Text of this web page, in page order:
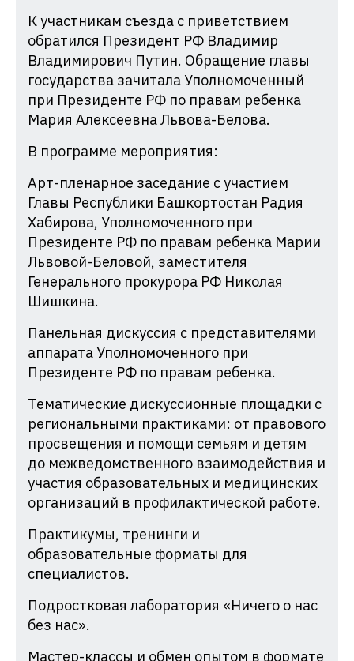
К участникам съезда с приветствием
обратился Президент РФ Владимир
Владимирович Путин. Обращение главы
государства зачитала Уполномоченный
при Президенте РФ по правам ребенка
Мария Алексеевна Львова-Белова.
В программе мероприятия:
Арт-пленарное заседание с участием
Главы Республики Башкортостан Радия
Хабирова, Уполномоченного при
Президенте РФ по правам ребенка Марии
Львовой-Беловой, заместителя
Генерального прокурора РФ Николая
Шишкина.
Панельная дискуссия с представителями
аппарата Уполномоченного при
Президенте РФ по правам ребенка.
Тематические дискуссионные площадки с
региональными практиками: от правового
просвещения и помощи семьям и детям
до межведомственного взаимодействия и
участия образовательных и медицинских
организаций в профилактической работе.
Практикумы, тренинги и
образовательные форматы для
специалистов.
Подростковая лаборатория «Ничего о нас
без нас».
Мастер-классы и обмен опытом в формате